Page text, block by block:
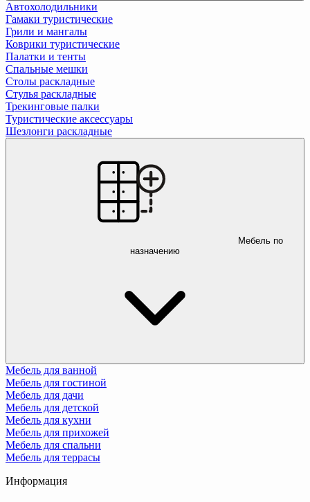
Автохолодильники
Гамаки туристические
Грили и мангалы
Коврики туристические
Палатки и тенты
Спальные мешки
Столы раскладные
Стулья раскладные
Трекинговые палки
Туристические аксессуары
Шезлонги раскладные
Мебель по
назначению
Мебель для ванной
Мебель для гостиной
Мебель для дачи
Мебель для детской
Мебель для кухни
Мебель для прихожей
Мебель для спальни
Мебель для террасы
Информация